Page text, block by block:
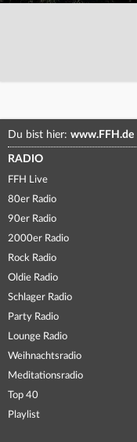
Du bist hier: www.FFH.de
RADIO
FFH Live
80er Radio
90er Radio
2000er Radio
Rock Radio
Oldie Radio
Schlager Radio
Party Radio
Lounge Radio
Weihnachtsradio
Meditationsradio
Top 40
Playlist